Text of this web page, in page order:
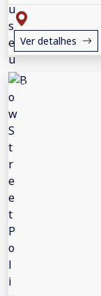
Ver detalhes